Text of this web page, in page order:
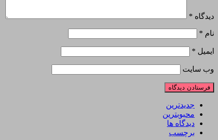
دیدگاه *
نام *
ایمیل *
وب‌ سایت
جدیدترین
محبوبترین
دیدگاه ها
برچسب